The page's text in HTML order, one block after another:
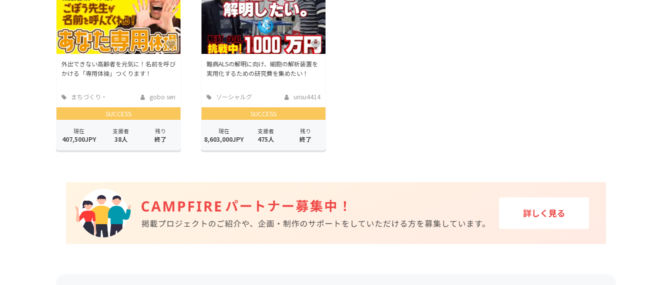
外出できない高齢者を元気に！名前を呼び
かける「専用体操」つくります！
まちづくり・
地域活性化
gobo sen
SUCCESS
現在
407,500JPY
支援者
38人
残り
終了
難病ALSの解明に向け、細胞の解析装置を
実用化するための研究費を集めたい！
ソーシャルグ
ッド
urisu4414
SUCCESS
現在
8,603,000JPY
支援者
475人
残り
終了